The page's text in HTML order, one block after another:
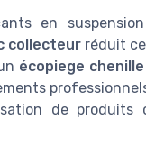
en
collecteur réduit
écopiege chenille
de produits